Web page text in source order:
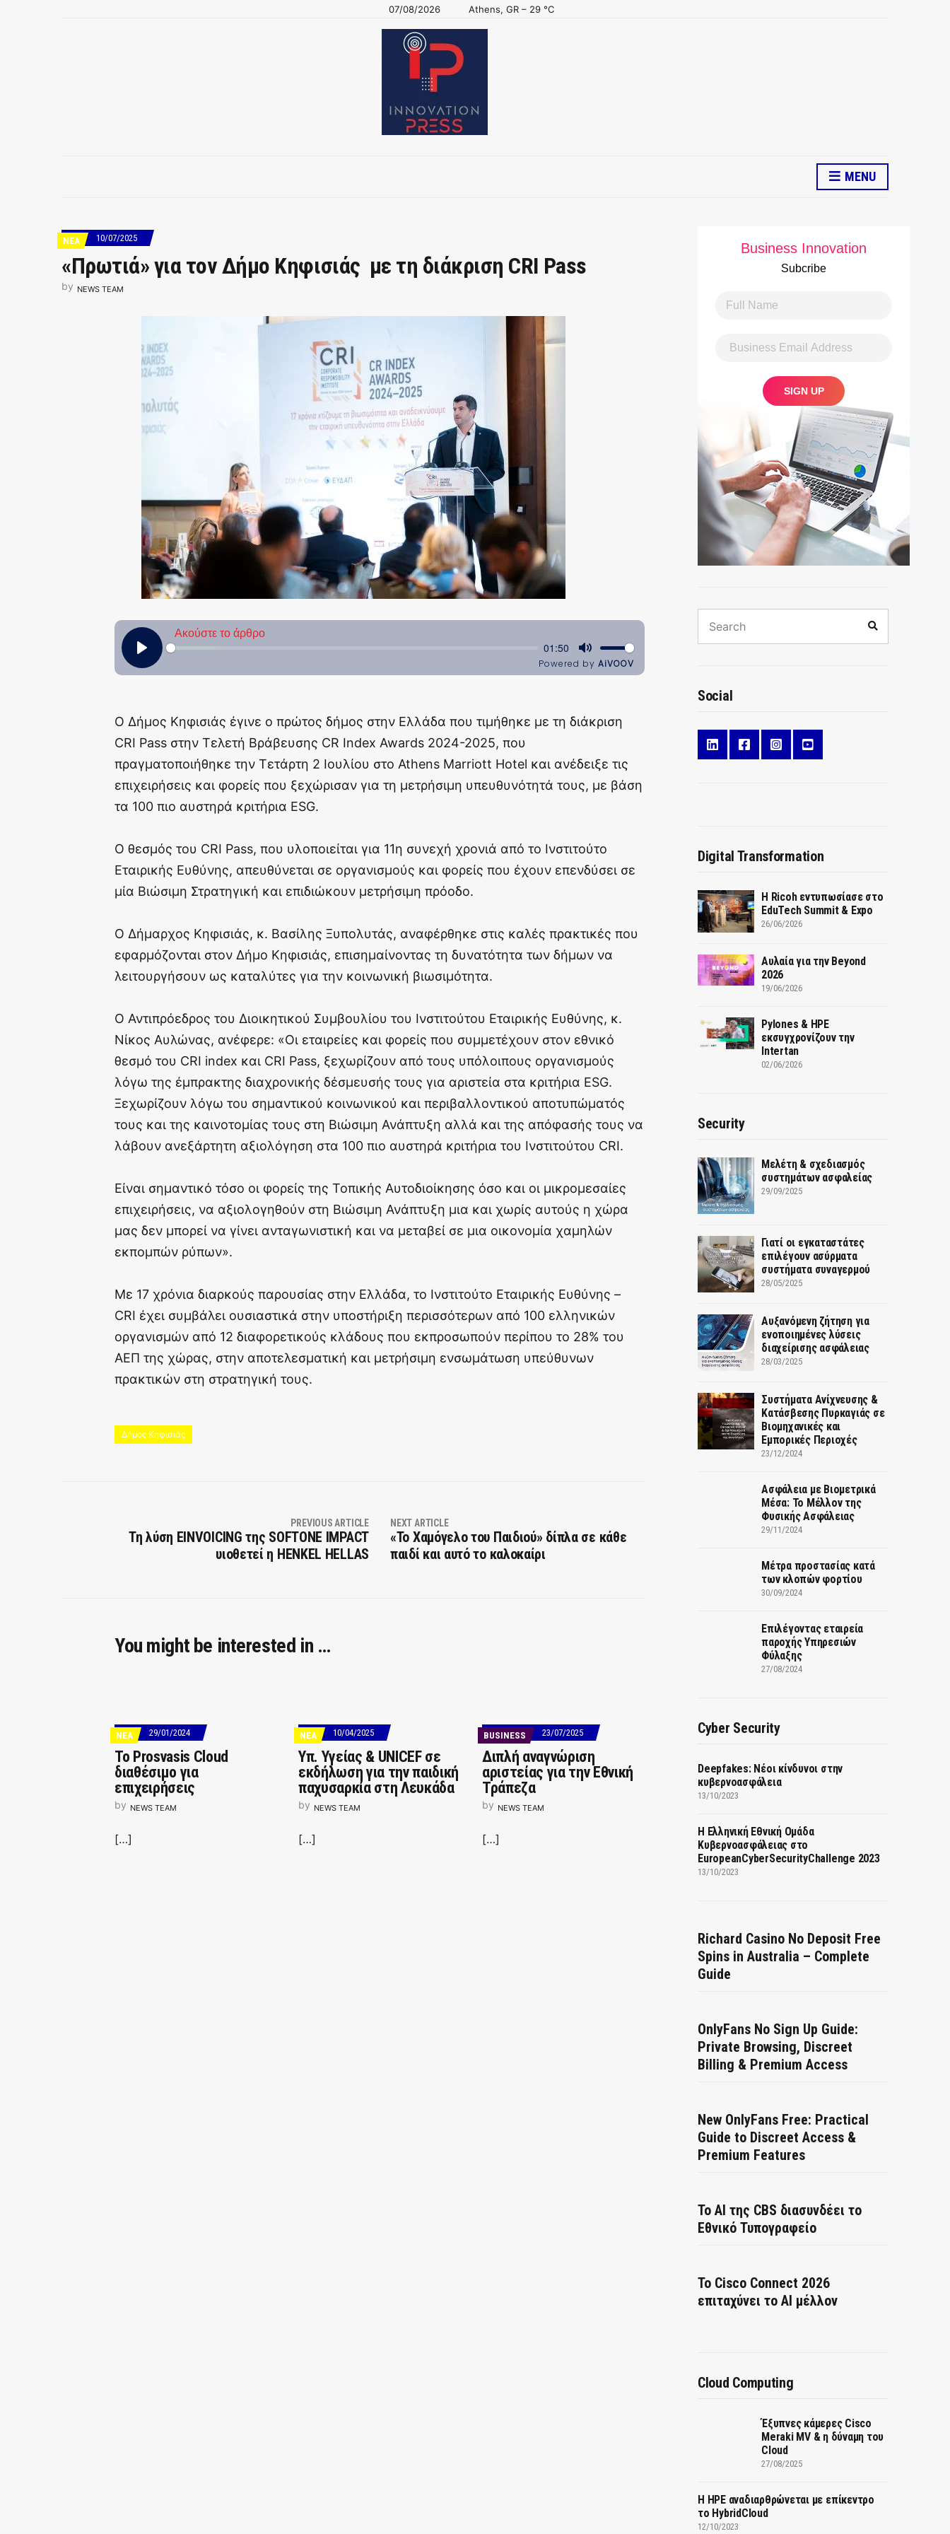
07/08/2026 Athens, GR – 29 C
MENU
ΝΕΑ 10/07/2025
«Πρωτιά» για τον Δήμο Κηφισιάς με τη διάκριση CRI Pass
by NEWS TEAM
Ο Δήμος Κηφισιάς έγινε ο πρώτος δήμος στην Ελλάδα που τιμήθηκε με τη διάκριση
CRI Pass στην Τελετή Βράβευσης CR Index Awards 2024-2025, που
πραγματοποιήθηκε την Τετάρτη 2 Ιουλίου στο Athens Marriott Hotel και ανέδειξε τις
επιχειρήσεις και φορείς που ξεχώρισαν για τη μετρήσιμη υπευθυνότητά τους, με βάση
τα 100 πιο αυστηρά κριτήρια ESG.
Ο θεσμός του CRI Pass, που υλοποιείται για 11η συνεχή χρονιά από το Ινστιτούτο
Εταιρικής Ευθύνης, απευθύνεται σε οργανισμούς και φορείς που έχουν επενδύσει σε
μία Βιώσιμη Στρατηγική και επιδιώκουν μετρήσιμη πρόοδο.
Ο Δήμαρχος Κηφισιάς, κ. Βασίλης Ξυπολυτάς, αναφέρθηκε στις καλές πρακτικές που
εφαρμόζονται στον Δήμο Κηφισιάς, επισημαίνοντας τη δυνατότητα των δήμων να
λειτουργήσουν ως καταλύτες για την κοινωνική βιωσιμότητα.
Ο Αντιπρόεδρος του Διοικητικού Συμβουλίου του Ινστιτούτου Εταιρικής Ευθύνης, κ.
Νίκος Αυλώνας, ανέφερε: «Οι εταιρείες και φορείς που συμμετέχουν στον εθνικό
θεσμό του CRI index και CRI Pass, ξεχωρίζουν από τους υπόλοιπους οργανισμούς
λόγω της έμπρακτης διαχρονικής δέσμευσής τους για αριστεία στα κριτήρια ΕSG.
Ξεχωρίζουν λόγω του σημαντικού κοινωνικού και περιβαλλοντικού αποτυπώματός
τους και της καινοτομίας τους στη Βιώσιμη Ανάπτυξη αλλά και της απόφασής τους να
λάβουν ανεξάρτητη αξιολόγηση στα 100 πιο αυστηρά κριτήρια του Ινστιτούτου CRI.
Eίναι σημαντικό τόσο οι φορείς της Τοπικής Αυτοδιοίκησης όσο και οι μικρομεσαίες
επιχειρήσεις, να αξιολογηθούν στη Βιώσιμη Ανάπτυξη μια και χωρίς αυτούς η χώρα
μας δεν μπορεί να γίνει ανταγωνιστική και να μεταβεί σε μια οικονομία χαμηλών
εκπομπών ρύπων».
Με 17 χρόνια διαρκούς παρουσίας στην Ελλάδα, το Ινστιτούτο Εταιρικής Ευθύνης –
CRI έχει συμβάλει ουσιαστικά στην υποστήριξη περισσότερων από 100 ελληνικών
οργανισμών από 12 διαφορετικούς κλάδους που εκπροσωπούν περίπου το 28% του
ΑΕΠ της χώρας, στην αποτελεσματική και μετρήσιμη ενσωμάτωση υπεύθυνων
πρακτικών στη στρατηγική τους.
Δήμος Κηφισιάς
PREVIOUS ARTICLE
Τη λύση EINVOICING της SOFTONE IMPACT
υιοθετεί η HENKEL HELLAS
NEXT ARTICLE
«Το Χαμόγελο του Παιδιού» δίπλα σε κάθε
παιδί και αυτό το καλοκαίρι
You might be interested in …
ΝΕΑ 29/01/2024
Το Prosvasis Cloud
διαθέσιμο για
επιχειρήσεις
by NEWS TEAM
[…]
ΝΕΑ 10/04/2025
Υπ. Υγείας & UNICEF σε
εκδήλωση για την παιδική
παχυσαρκία στη Λευκάδα
by NEWS TEAM
[…]
BUSINESS 23/07/2025
Διπλή αναγνώριση
αριστείας για την Εθνική
Τράπεζα
by NEWS TEAM
[…]
Business Innovation
Subcribe
for:
Social
Digital Transformation
Η Ricoh εντυπωσίασε στο
EduTech Summit & Expo
26/06/2026
Αυλαία για την Beyond
2026
19/06/2026
Pylones & HPE
εκσυγχρονίζουν την
Intertan
02/06/2026
Security
Μελέτη & σχεδιασμός
συστημάτων ασφαλείας
29/09/2025
Γιατί οι εγκαταστάτες
επιλέγουν ασύρματα
συστήματα συναγερμού
28/05/2025
Αυξανόμενη ζήτηση για
ενοποιημένες λύσεις
διαχείρισης ασφάλειας
28/03/2025
Συστήματα Ανίχνευσης &
Κατάσβεσης Πυρκαγιάς σε
Βιομηχανικές και
Εμπορικές Περιοχές
23/12/2024
Ασφάλεια με Βιομετρικά
Μέσα: Το Μέλλον της
Φυσικής Ασφάλειας
29/11/2024
Μέτρα προστασίας κατά
των κλοπών φορτίου
30/09/2024
Επιλέγοντας εταιρεία
παροχής Υπηρεσιών
Φύλαξης
27/08/2024
Cyber Security
Deepfakes: Νέοι κίνδυνοι στην
κυβερνοασφάλεια
13/10/2023
Η Ελληνική Εθνική Ομάδα
Κυβερνοασφάλειας στο
EuropeanCyberSecurityChallenge 2023
13/10/2023
Richard Casino No Deposit Free
Spins in Australia – Complete
Guide
OnlyFans No Sign Up Guide:
Private Browsing, Discreet
Billing & Premium Access
New OnlyFans Free: Practical
Guide to Discreet Access &
Premium Features
Το AI της CBS διασυνδέει το
Εθνικό Τυπογραφείο
Το Cisco Connect 2026
επιταχύνει το AI μέλλον
Cloud Computing
Έξυπνες κάμερες Cisco
Meraki MV & η δύναμη του
Cloud
27/08/2025
H HPE αναδιαρθρώνεται με επίκεντρο
το HybridCloud
12/10/2023